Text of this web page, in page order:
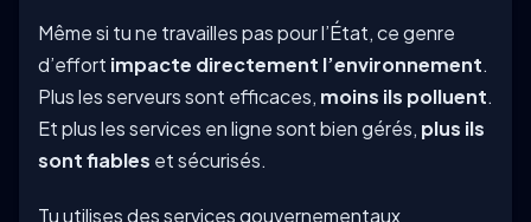
Même si tu ne travailles pas pour l’État, ce genre
d’effort impacte directement l’environnement.
Plus les serveurs sont efficaces, moins ils polluent.
Et plus les services en ligne sont bien gérés, plus ils
sont fiables et sécurisés.
Tu utilises des services gouvernementaux